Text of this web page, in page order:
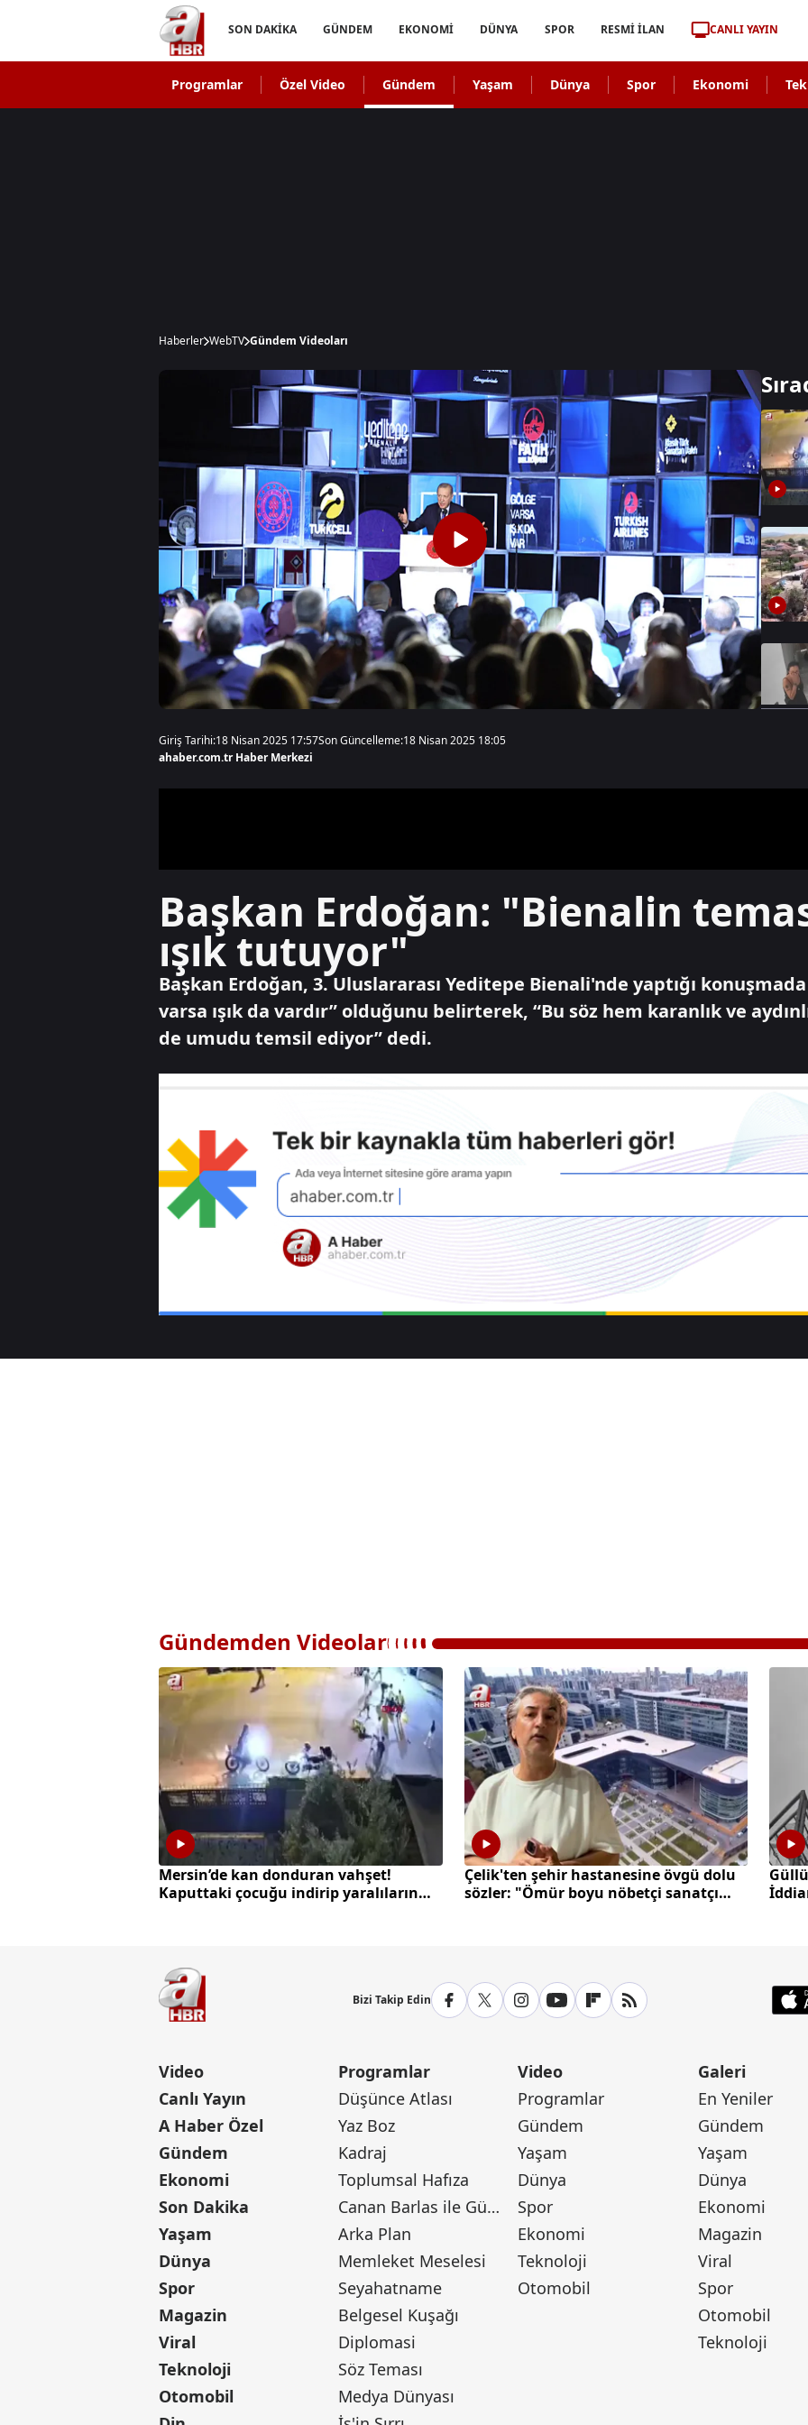
SON DAKİKA GÜNDEM EKONOMİ DÜNYA SPOR RESMİ İLAN CANLI YAYIN
Programlar Özel Video Gündem Yaşam Dünya Spor Ekonomi
Haberler WebTV Gündem Videoları
Giriş Tarihi:18 Nisan 2025 17:57Son Güncelleme:18 Nisan 2025 18:05
ahaber.com.tr Haber Merkezi
Başkan Erdoğan: "Bienalin
ışık tutuyor"
Başkan Erdoğan, 3. Uluslararası Yeditepe Bienali'nde yaptığı
varsa ışık da vardır” olduğunu belirterek, “Bu söz hem karanlık ve
de umudu temsil ediyor” dedi.
Gündemden Videolar
Mersin’de kan donduran vahşet!
Kaputtaki çocuğu indirip yaralıların
Çelik'ten şehir hastanesine övgü dolu
sözler: "Ömür boyu nöbetçi sanatçı
Bizi Takip Edin
Video
Canlı Yayın
A Haber Özel
Gündem
Ekonomi
Son Dakika
Yaşam
Dünya
Spor
Magazin
Viral
Teknoloji
Otomobil
Programlar
Düşünce Atlası
Yaz Boz
Kadraj
Toplumsal Hafıza
Canan Barlas ile Gündem
Arka Plan
Memleket Meselesi
Seyahatname
Belgesel Kuşağı
Diplomasi
Söz Teması
Medya Dünyası
Video
Programlar
Gündem
Yaşam
Dünya
Spor
Ekonomi
Teknoloji
Otomobil
Galeri
En Yeniler
Gündem
Yaşam
Dünya
Ekonomi
Magazin
Viral
Spor
Otomobil
Teknoloji